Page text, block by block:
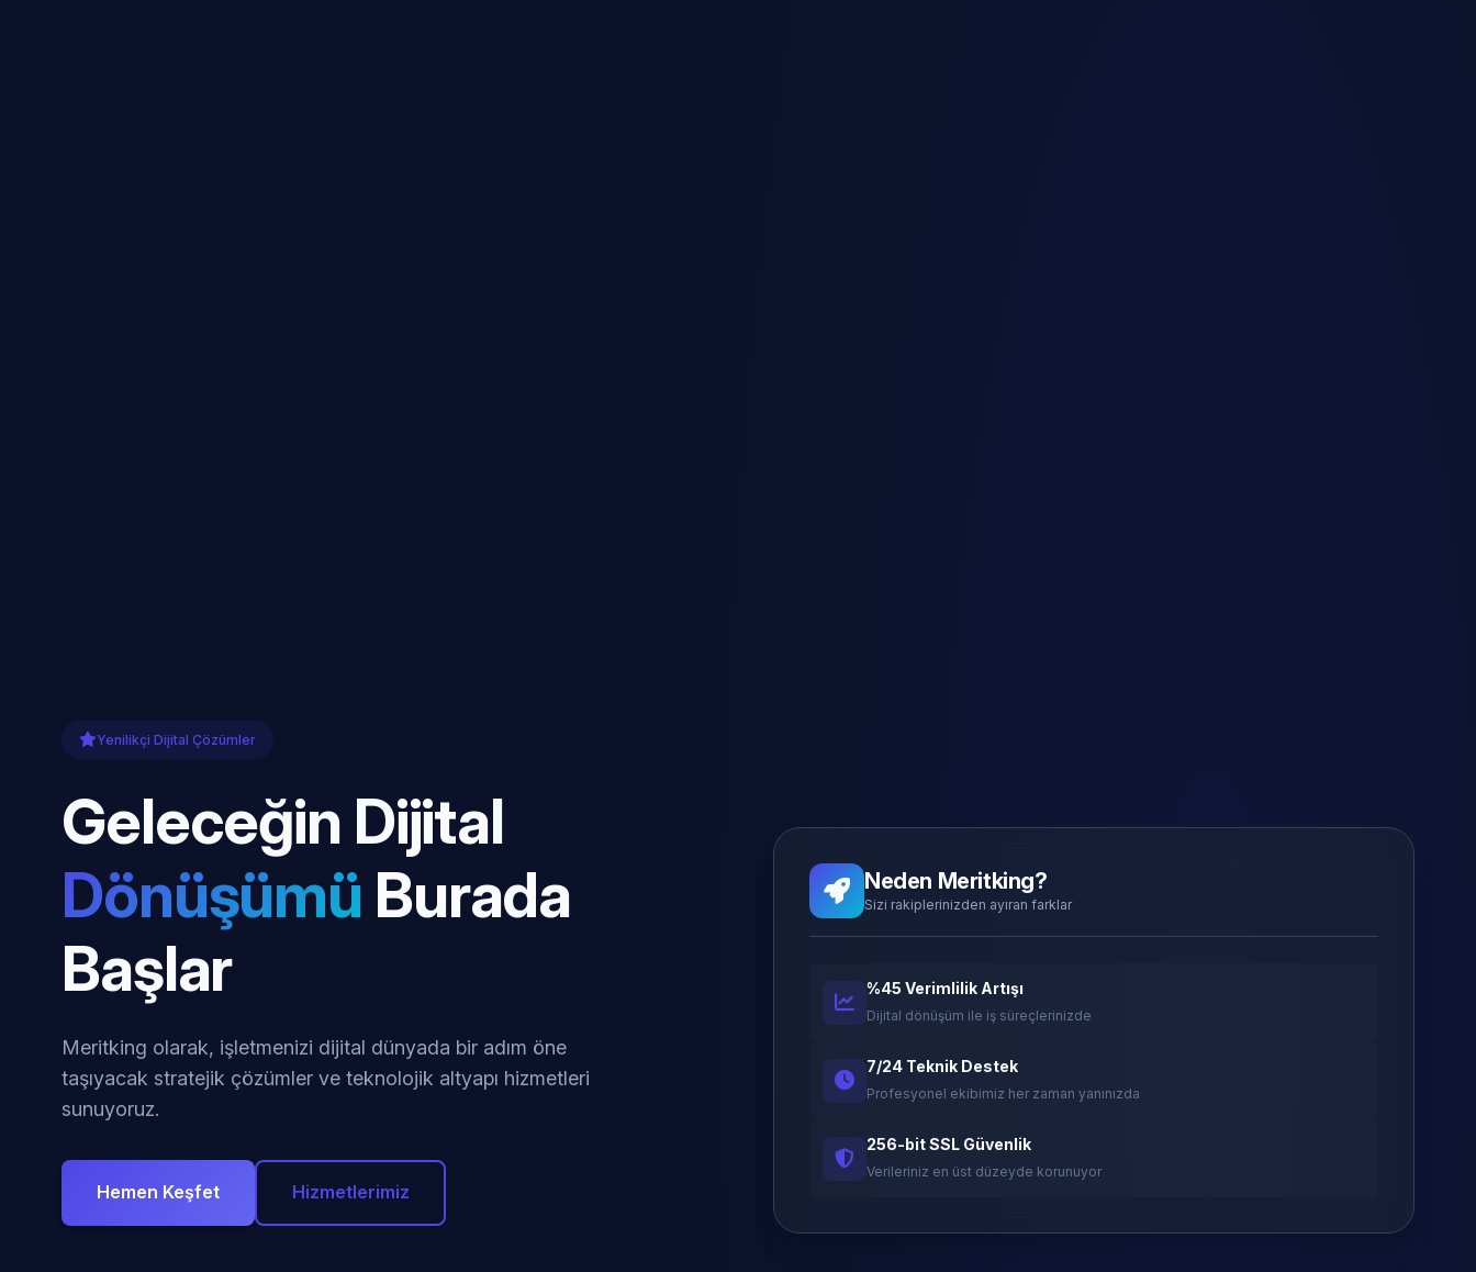
Yenilikçi Dijital Çözümler
Geleceğin Dijital
Dönüşümü Burada
Başlar
Meritking olarak, işletmenizi dijital dünyada bir adım öne
taşıyacak stratejik çözümler ve teknolojik altyapı hizmetleri
sunuyoruz.
Hemen Keşfet Hizmetlerimiz
Neden Meritking?
Sizi rakiplerinizden ayıran farklar
%45 Verimlilik Artışı
Dijital dönüşüm ile iş süreçlerinizde
7/24 Teknik Destek
Profesyonel ekibimiz her zaman yanınızda
256-bit SSL Güvenlik
Verileriniz en üst düzeyde korunuyor